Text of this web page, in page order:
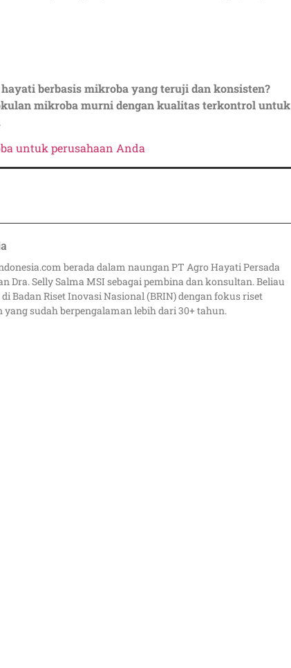
berbasis mikroba yang teruji dan konsisten?
mikroba murni dengan kualitas terkontrol untuk
untuk perusahaan Anda
berada dalam naungan PT Agro Hayati Persada
Dra. Selly Salma MSI sebagai pembina dan konsultan. Beliau
Badan Riset Inovasi Nasional (BRIN) dengan fokus riset
sudah berpengalaman lebih dari 30+ tahun.